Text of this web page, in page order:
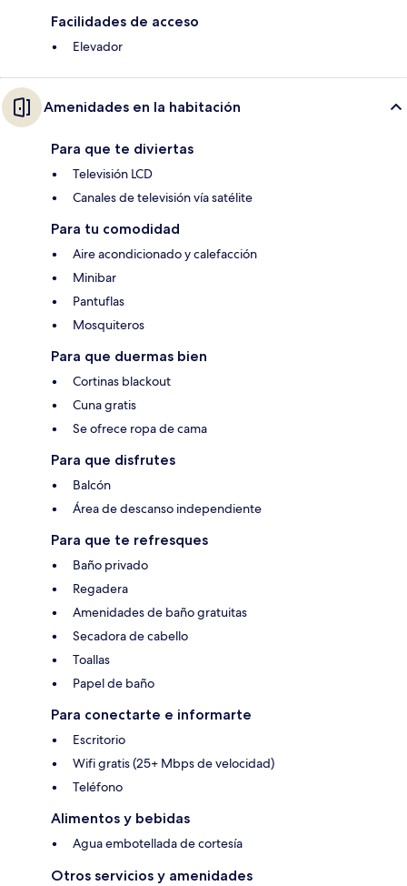
Facilidades de acceso
Elevador
Amenidades en la habitación
Para que te diviertas
Televisión LCD
Canales de televisión vía satélite
Para tu comodidad
Aire acondicionado y calefacción
Minibar
Pantuflas
Mosquiteros
Para que duermas bien
Cortinas blackout
Cuna gratis
Se ofrece ropa de cama
Para que disfrutes
Balcón
Área de descanso independiente
Para que te refresques
Baño privado
Regadera
Amenidades de baño gratuitas
Secadora de cabello
Toallas
Papel de baño
Para conectarte e informarte
Escritorio
Wifi gratis (25+ Mbps de velocidad)
Teléfono
Alimentos y bebidas
Agua embotellada de cortesía
Otros servicios y amenidades